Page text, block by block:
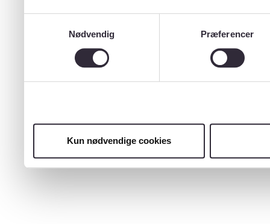
Nødvendig
Præferencer
Kun nødvendige cookies